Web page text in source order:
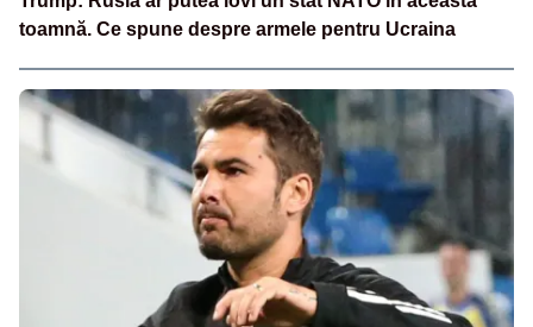
toamnă. Ce spune despre armele pentru Ucraina